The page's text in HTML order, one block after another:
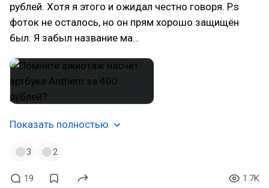
рублей. Хотя я этого и ожидал честно говоря. P.s
фоток не осталось, но он прям хорошо защищён
был. Я забыл название ма…
Показать полностью
3 2
19 1.7K